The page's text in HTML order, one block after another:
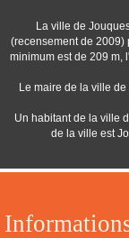
La ville de
(recensement de 2009)
minimum est de 209 m,
Le maire de la ville
Un habitant de la ville
de la ville est